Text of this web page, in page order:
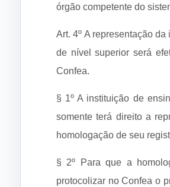
órgão competente do
Art. 4º A representação
de nível superior será
Confea.
§ 1º A instituição de
somente terá direito a
homologação de seu
§ 2º Para que a
protocolizar no Confea o